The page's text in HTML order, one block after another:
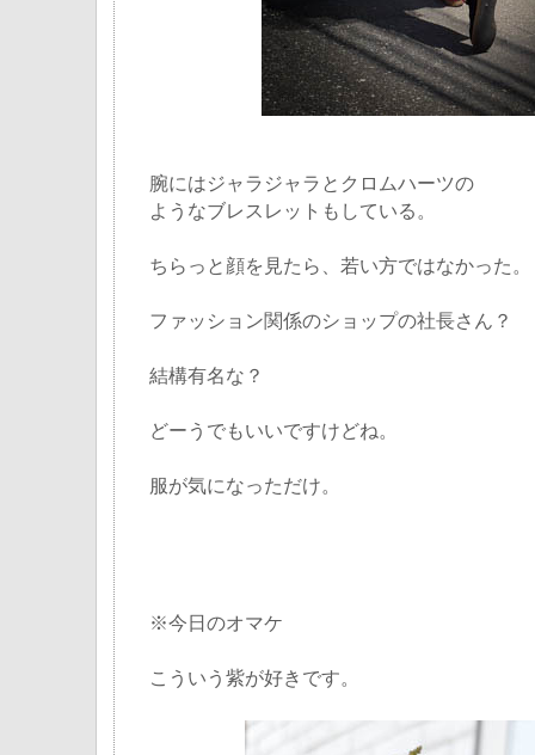
腕にはジャラジャラとクロムハーツの
ようなブレスレットもしている。
ちらっと顔を見たら、若い方ではなかった。
ファッション関係のショップの社長さん？
結構有名な？
どーうでもいいですけどね。
服が気になっただけ。
※今日のオマケ
こういう紫が好きです。